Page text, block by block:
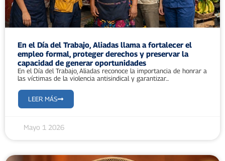
En el Día del Trabajo, Aliadas llama a fortalecer el
empleo formal, proteger derechos y preservar la
capacidad de generar oportunidades
En el Día del Trabajo, Aliadas reconoce la importancia de honrar a
las víctimas de la violencia antisindical y garantizar...
LEER MÁS
Mayo 1 2026